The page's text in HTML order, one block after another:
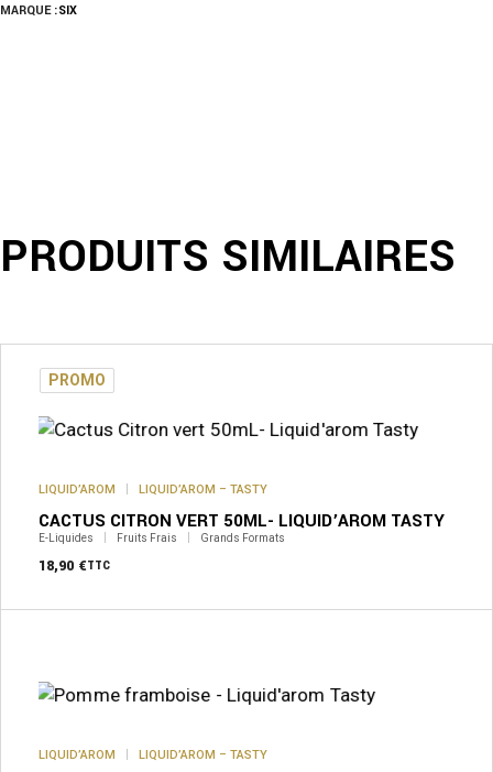
MARQUE :SIX
PRODUITS SIMILAIRES
PROMO
LIQUID’AROM LIQUID’AROM – TASTY
CACTUS CITRON VERT 50ML- LIQUID’AROM TASTY
E-Liquides Fruits Frais Grands Formats
18,90 €TTC
LIQUID’AROM LIQUID’AROM – TASTY
variations.
peuvent